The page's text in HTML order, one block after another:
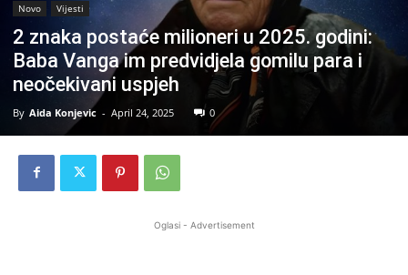
Novo Vijesti
2 znaka postaće milioneri u 2025. godini:
Baba Vanga im predvidjela gomilu para i
neočekivani uspjeh
By Aida Konjevic - April 24, 2025 0
Oglasi - Advertisement